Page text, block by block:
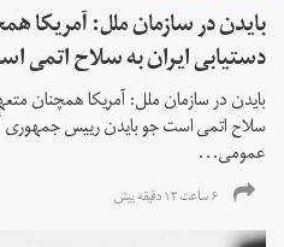
بایدن در سازمان ملل: آمریکا
دستیابی ایران به سلاح اتمی
بایدن در سازمان ملل: آمریکا همچنان
سلاح اتمی است جو بایدن رییس جمهوری
عمومی...
۶ ساعت ۱۳ دقیقه پیش